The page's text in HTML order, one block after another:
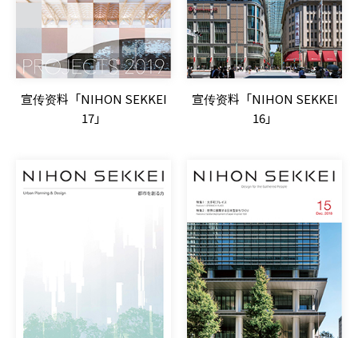
宣传资料「NIHON SEKKEI
17」
宣传资料「NIHON SEKKEI
16」